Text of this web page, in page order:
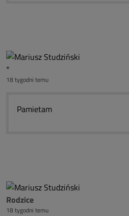
*
18 tygodni temu
Pamietam
Rodzice
18 tygodni temu